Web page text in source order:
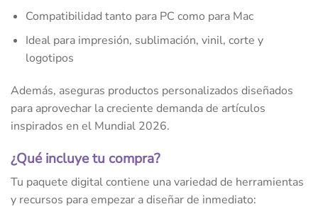
Compatibilidad tanto para PC como para Mac
Ideal para impresión, sublimación, vinil, corte y
logotipos
Además, aseguras productos personalizados diseñados
para aprovechar la creciente demanda de artículos
inspirados en el Mundial 2026.
¿Qué incluye tu compra?
Tu paquete digital contiene una variedad de herramientas
y recursos para empezar a diseñar de inmediato: